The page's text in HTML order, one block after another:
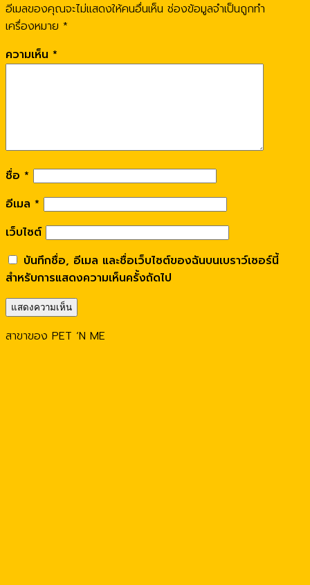
อีเมลของคุณจะไม่แสดงให้คนอื่นเห็น ช่องข้อมูลจำเป็นถูกทำ
เครื่องหมาย *
ความเห็น *
ชื่อ *
อีเมล *
เว็บไซต์
บันทึกชื่อ, อีเมล และชื่อเว็บไซต์ของฉันบนเบราว์เซอร์นี้
สำหรับการแสดงความเห็นครั้งถัดไป
สาขาของ PET ‘N ME